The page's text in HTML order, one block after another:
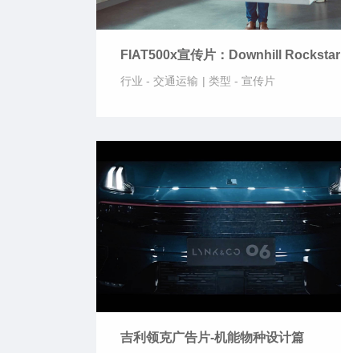
FIAT500x宣传片：Downhill Rockstar
行业 - 交通运输 | 类型 - 宣传片
吉利领克广告片-机能物种设计篇